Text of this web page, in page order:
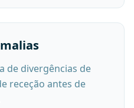
de divergências de
receção antes de